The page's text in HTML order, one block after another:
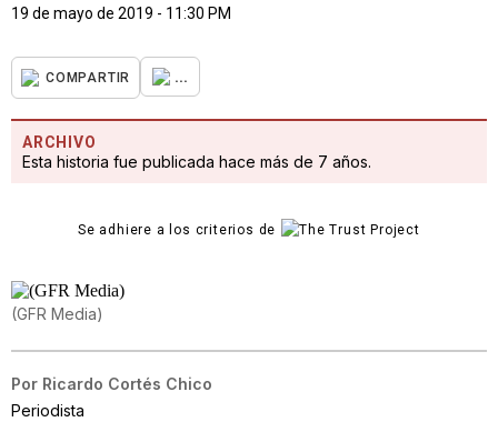
19 de mayo de 2019 - 11:30 PM
COMPARTIR ...
ARCHIVO
Esta historia fue publicada hace más de 7 años.
Se adhiere a los criterios de
(GFR Media)
Por Ricardo Cortés Chico
Periodista